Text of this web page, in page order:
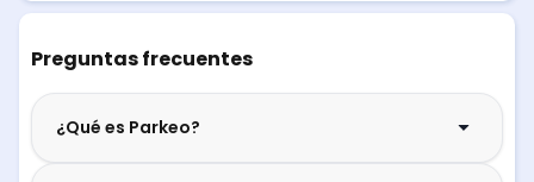
Preguntas frecuentes
¿Qué es Parkeo?